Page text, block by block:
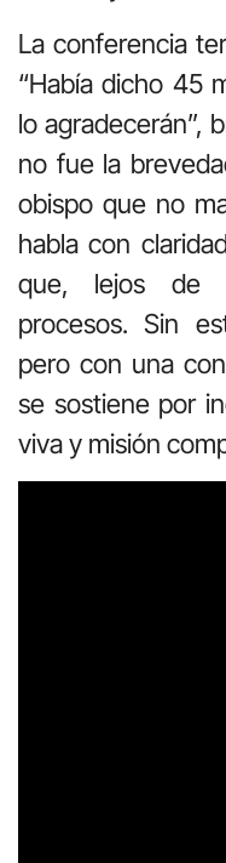
La conferencia
“Había dicho 45
lo agradecerán”,
no fue la
obispo que no
habla con
que, lejos de
procesos. Sin
pero con una
se sostiene por
viva y misión